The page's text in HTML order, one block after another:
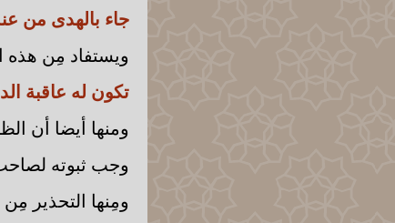
جاء بالهدى من
ويستفاد مِن هذه
تكون له عاقبة
ومنها أيضا أن
وجب ثبوته
ومِنها التحذير